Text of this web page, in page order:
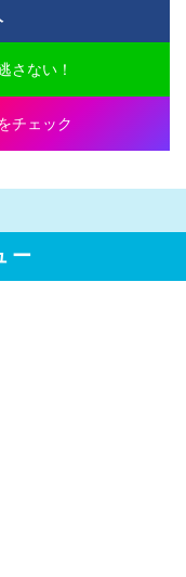
さない！
チェック
ー